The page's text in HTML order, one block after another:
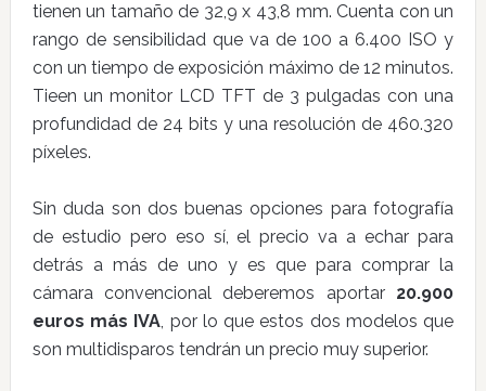
tienen un tamaño de 32,9 x 43,8 mm. Cuenta con un
rango de sensibilidad que va de 100 a 6.400 ISO y
con un tiempo de exposición máximo de 12 minutos.
Tieen un monitor LCD TFT de 3 pulgadas con una
profundidad de 24 bits y una resolución de 460.320
píxeles.
Sin duda son dos buenas opciones para fotografía
de estudio pero eso sí, el precio va a echar para
detrás a más de uno y es que para comprar la
cámara convencional deberemos aportar 20.900
euros más IVA, por lo que estos dos modelos que
son multidisparos tendrán un precio muy superior.